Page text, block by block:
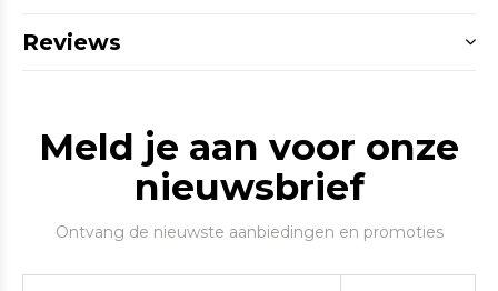
Reviews
Meld je aan voor onze
nieuwsbrief
Ontvang de nieuwste aanbiedingen en promoties